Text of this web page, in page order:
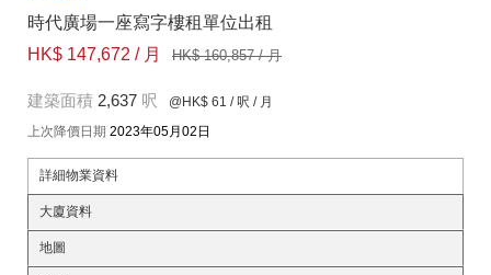
時代廣場一座寫字樓租單位出租
HK$ 147,672 / 月
HK$ 160,857 / 月
建築面積 2,637 呎 @HK$ 61 / 呎 / 月
上次降價日期 2023年05月02日
詳細物業資料
大廈資料
地圖